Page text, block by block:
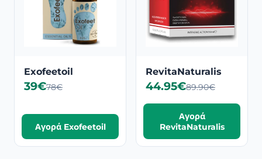
Exofeetoil
39€78€
Αγορά Exofeetoil
RevitaNaturalis
44.95€89.90€
Αγορά
RevitaNaturalis